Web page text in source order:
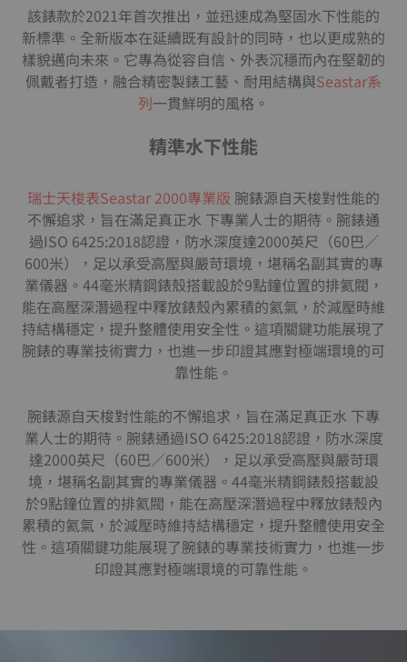
該錶款於2021年首次推出，並迅速成為堅固水下性能的
新標準。全新版本在延續既有設計的同時，也以更成熟的
樣貌邁向未來。它專為從容自信、外表沉穩而內在堅韌的
佩戴者打造，融合精密製錶工藝、耐用結構與Seastar系
列一貫鮮明的風格。
精準水下性能
瑞士天梭表Seastar 2000專業版 腕錶源自天梭對性能的
不懈追求，旨在滿足真正水 下專業人士的期待。腕錶通
過ISO 6425:2018認證，防水深度達2000英尺（60巴／
600米），足以承受高壓與嚴苛環境，堪稱名副其實的專
業儀器。44毫米精鋼錶殼搭載設於9點鐘位置的排氦閥，
能在高壓深潛過程中釋放錶殼內累積的氦氣，於減壓時維
持結構穩定，提升整體使用安全性。這項關鍵功能展現了
腕錶的專業技術實力，也進一步印證其應對極端環境的可
靠性能。
腕錶源自天梭對性能的不懈追求，旨在滿足真正水 下專
業人士的期待。腕錶通過ISO 6425:2018認證，防水深度
達2000英尺（60巴／600米），足以承受高壓與嚴苛環
境，堪稱名副其實的專業儀器。44毫米精鋼錶殼搭載設
於9點鐘位置的排氦閥，能在高壓深潛過程中釋放錶殼內
累積的氦氣，於減壓時維持結構穩定，提升整體使用安全
性。這項關鍵功能展現了腕錶的專業技術實力，也進一步
印證其應對極端環境的可靠性能。